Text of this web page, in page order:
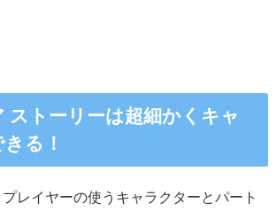
ストーリーは超細かくキャ
る！
レイヤーの使うキャラクターとパート